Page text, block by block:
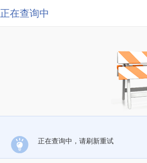
正在查询中
正在查询中，请刷新重试